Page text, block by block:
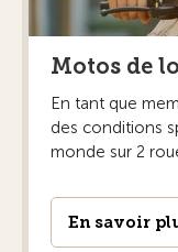
Motos de
En tant que
des conditions
monde sur 2
En savoir